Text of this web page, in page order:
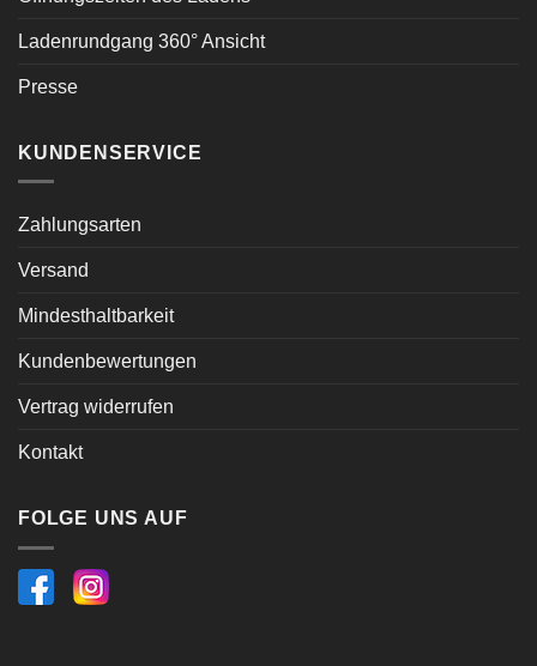
Ladenrundgang 360° Ansicht
Presse
KUNDENSERVICE
Zahlungsarten
Versand
Mindesthaltbarkeit
Kundenbewertungen
Vertrag widerrufen
Kontakt
FOLGE UNS AUF